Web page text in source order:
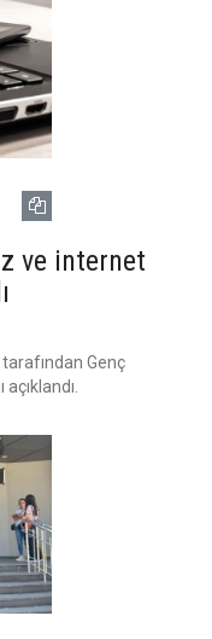
ve internet
Genç